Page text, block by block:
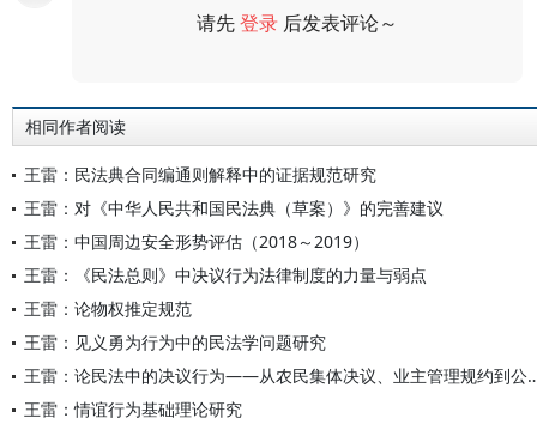
请先登录 后发表评论～
相同作者阅读
王雷：民法典合同编通则解释中的证据规范研究
王雷：对《中华人民共和国民法典（草案）》的完善建议
王雷：中国周边安全形势评估（2018～2019）
王雷：《民法总则》中决议行为法律制度的力量与弱点
王雷：论物权推定规范
王雷：见义勇为行为中的民法学问题研究
王雷：论民法中的决议行为——
王雷：情谊行为基础理论研究